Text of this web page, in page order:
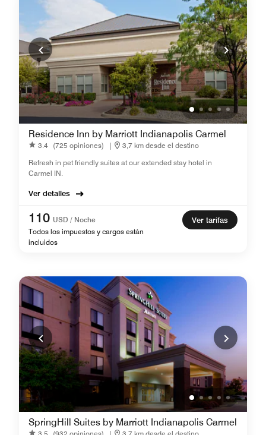
Residence Inn by Marriott Indianapolis Carmel
3.4 (725 opiniones) |
3,7 km desde el destino
Refresh in pet friendly suites at our extended stay hotel in
Carmel IN.
Ver detalles
110 USD / Noche
Todos los impuestos y cargos están
incluidos
Ver tarifas
SpringHill Suites by Marriott Indianapolis Carmel
3.5 (932 opiniones) | 3,7 km desde el destino